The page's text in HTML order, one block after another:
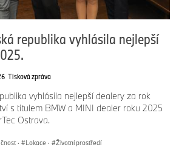
republika vyhlásila nejlepší
Tisková zpráva
vyhlásila nejlepší dealery za rok
s titulem BMW a MINI dealer roku 2025
Ostrava.
· Lokace · Životní prostředí